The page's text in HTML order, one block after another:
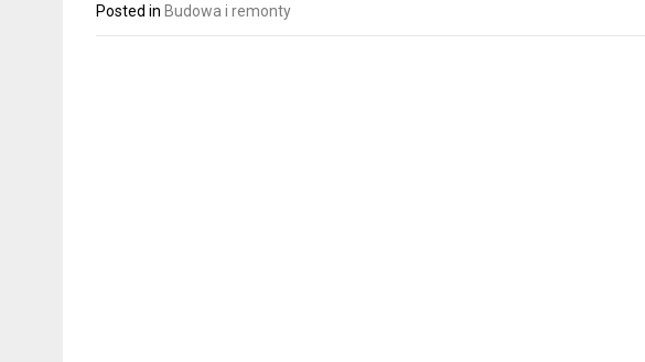
Posted in Budowa i remonty